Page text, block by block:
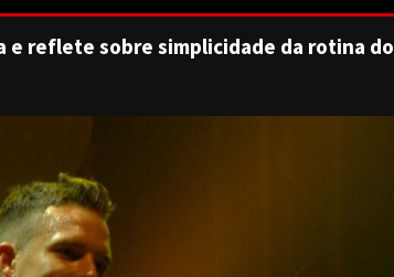
e reflete sobre simplicidade da rotina do